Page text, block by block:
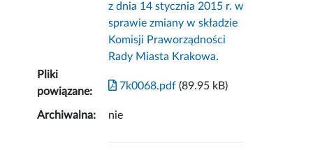
z dnia 14 stycznia 2015 r. w
sprawie zmiany w składzie
Komisji Praworządności
Rady Miasta Krakowa.
Pliki
powiązane:
7k0068.pdf (89.95 kB)
Archiwalna: nie